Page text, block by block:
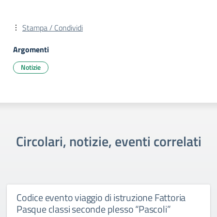
Stampa / Condividi
Argomenti
Notizie
Circolari, notizie, eventi correlati
Codice evento viaggio di istruzione Fattoria
Pasque classi seconde plesso “Pascoli”